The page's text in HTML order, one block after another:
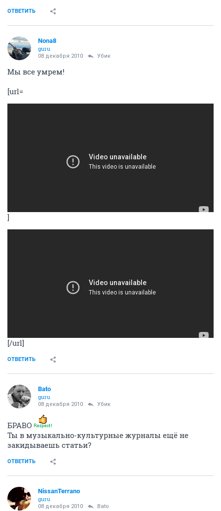
ОТВЕТИТЬ
Nona8
guru
08 декабря 2010 Убик
Мы все умрем!
[url=
]
[/url]
ОТВЕТИТЬ
Bato
guru
08 декабря 2010 Убик
БРАВО
Ты в музыкально-культурные журналы ещё не
закидываешь статьи?
ОТВЕТИТЬ
NissanTerrano
guru
08 декабря 2010 Bato